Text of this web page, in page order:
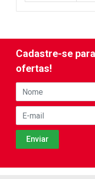
Cadastre-se
ofertas!